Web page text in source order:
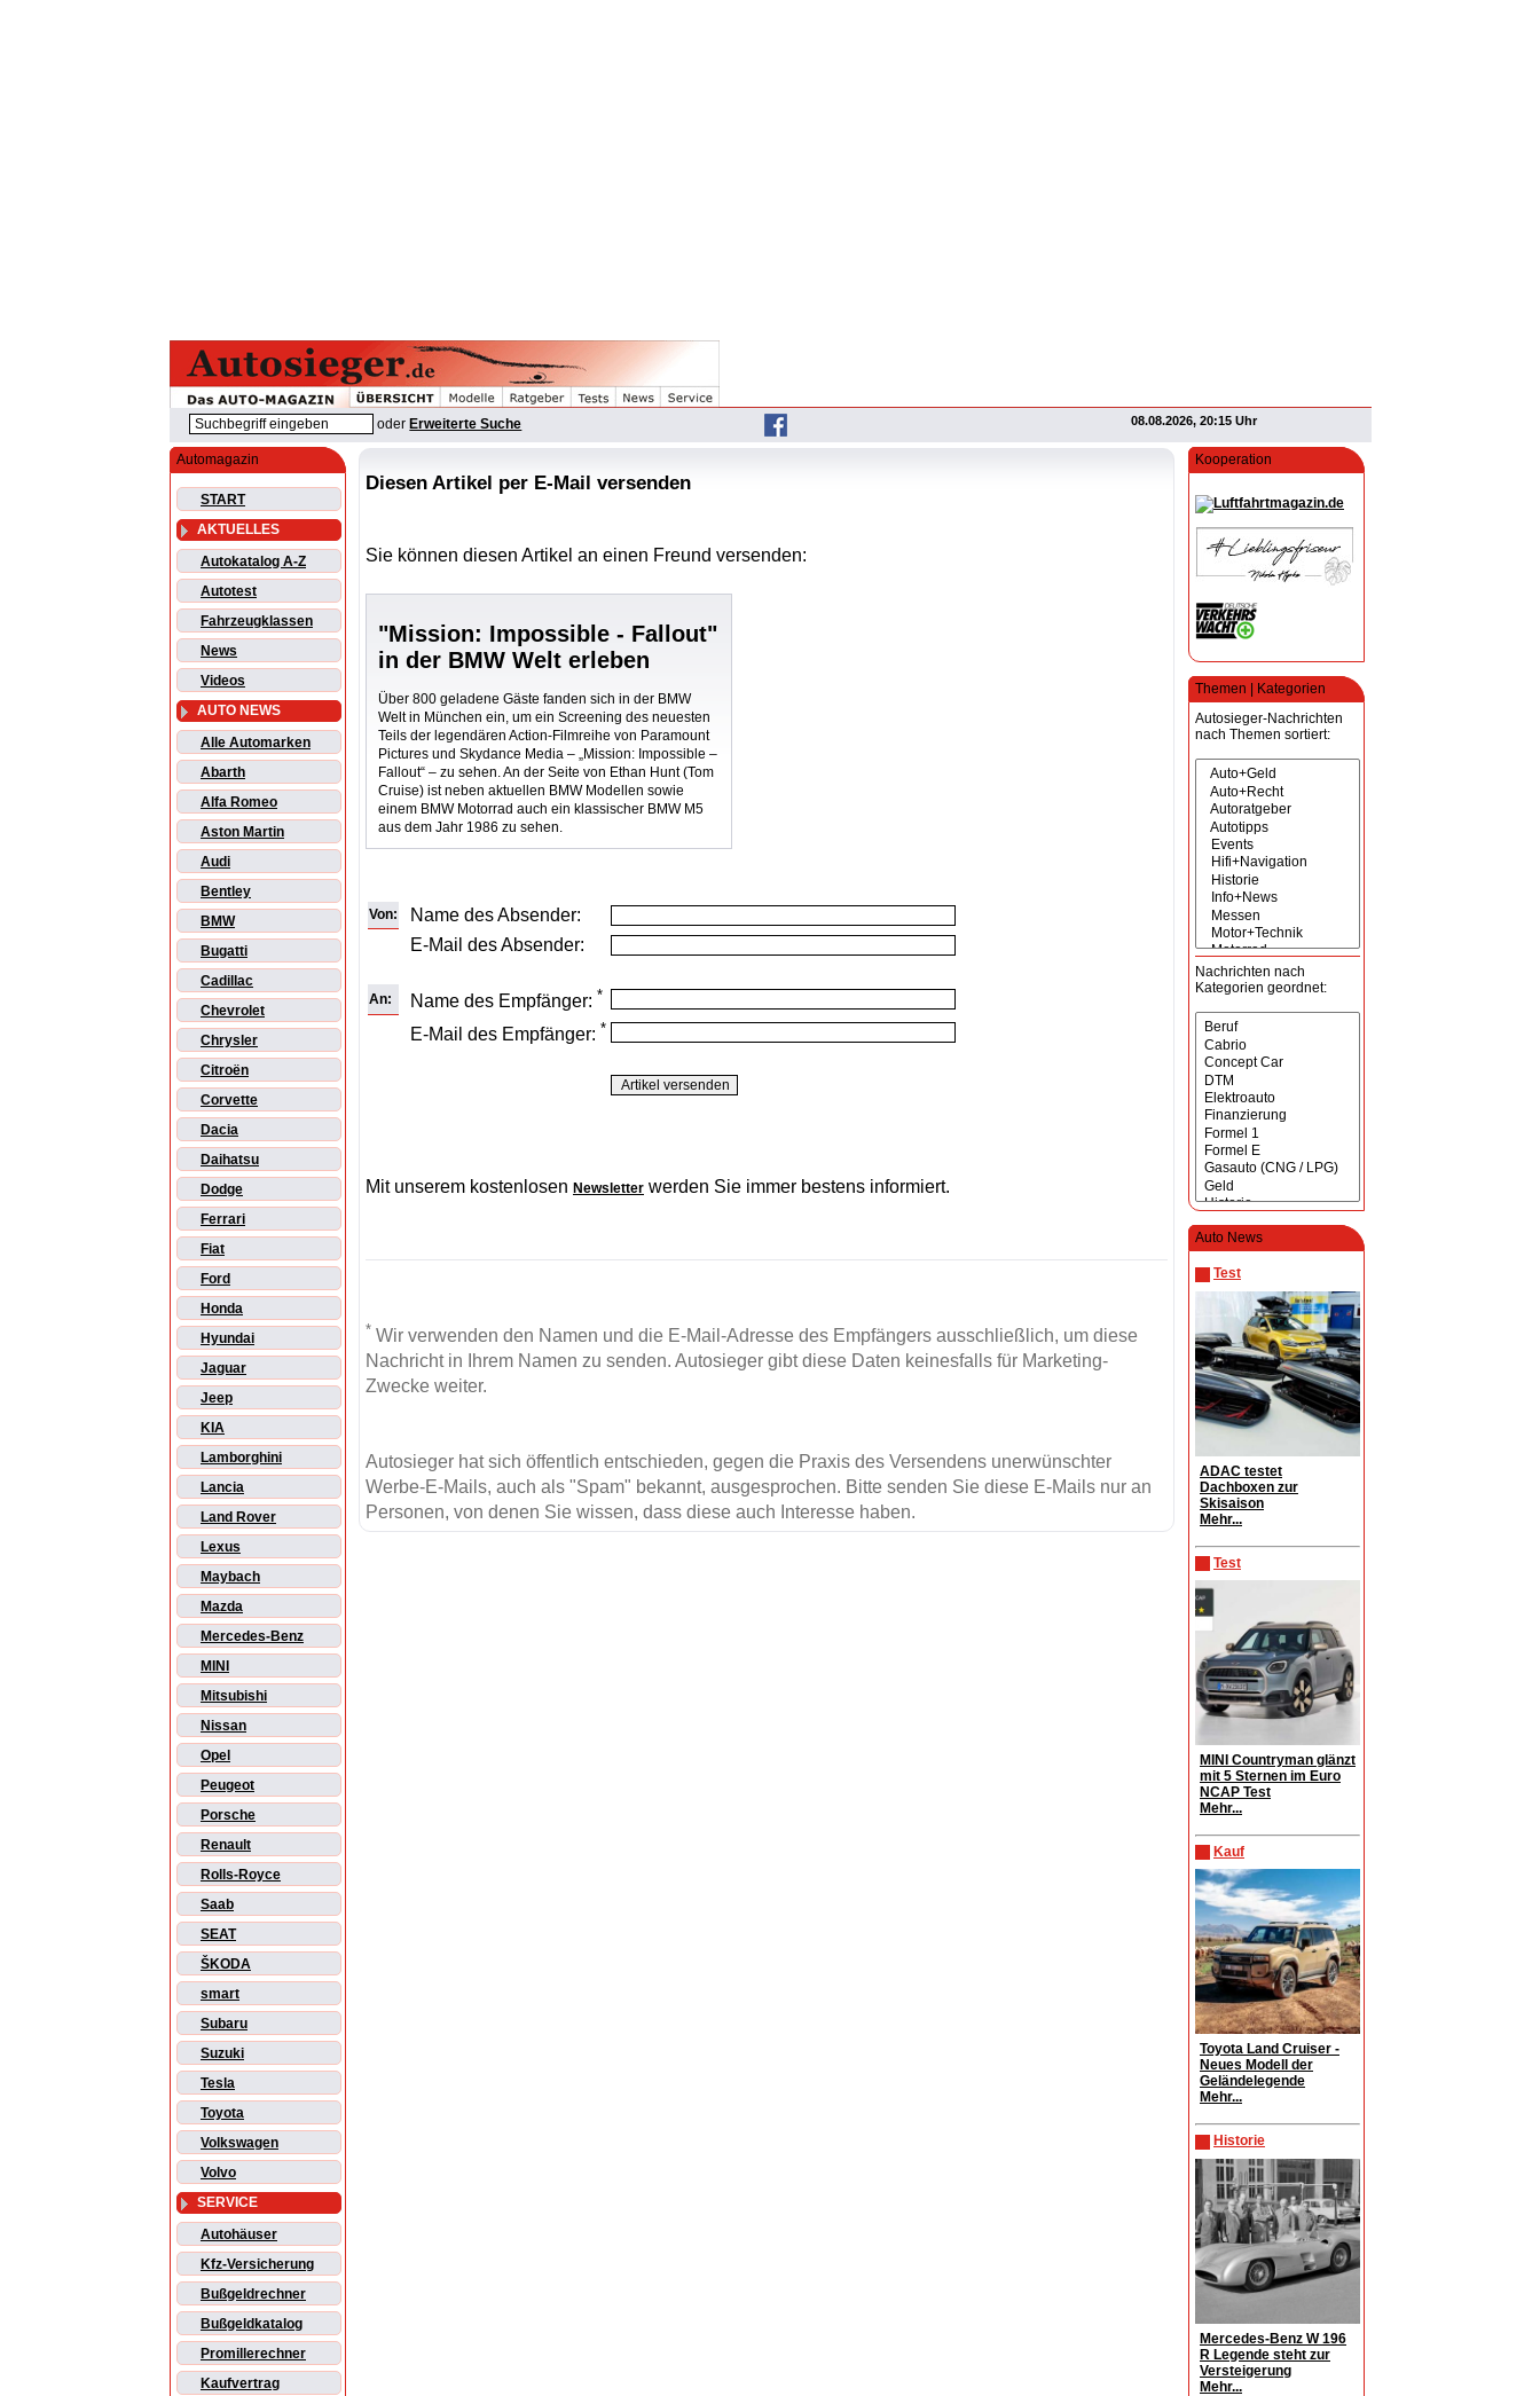
oder Erweiterte Suche 08.08.2026, 20:15 Uhr
Automagazin
START
AKTUELLES
Autokatalog A-Z
Autotest
Fahrzeugklassen
News
Videos
AUTO NEWS
Alle Automarken
Abarth
Alfa Romeo
Aston Martin
Audi
Bentley
BMW
Bugatti
Cadillac
Chevrolet
Chrysler
Citroën
Corvette
Dacia
Daihatsu
Dodge
Ferrari
Fiat
Ford
Honda
Hyundai
Jaguar
Jeep
KIA
Lamborghini
Lancia
Land Rover
Lexus
Maybach
Mazda
Mercedes-Benz
MINI
Mitsubishi
Nissan
Opel
Peugeot
Porsche
Renault
Rolls-Royce
Saab
SEAT
ŠKODA
smart
Subaru
Suzuki
Tesla
Toyota
Volkswagen
Volvo
SERVICE
Autohäuser
Kfz-Versicherung
Bußgeldrechner
Bußgeldkatalog
Promillerechner
Kaufvertrag
Kooperation
Themen | Kategorien
Autosieger-Nachrichten
nach Themen sortiert:
Nachrichten nach
Kategorien geordnet:
Auto News
Test
ADAC testet
Dachboxen zur
Skisaison
Mehr...
Test
MINI Countryman glänzt
mit 5 Sternen im Euro
NCAP Test
Mehr...
Kauf
Toyota Land Cruiser -
Neues Modell der
Geländelegende
Mehr...
Historie
Mercedes-Benz W 196
R Legende steht zur
Versteigerung
Mehr...
Diesen Artikel per E-Mail versenden
Sie können diesen Artikel an einen Freund versenden:
"Mission: Impossible - Fallout"
in der BMW Welt erleben
Über 800 geladene Gäste fanden sich in der BMW
Welt in München ein, um ein Screening des neuesten
Teils der legendären Action-Filmreihe von Paramount
Pictures und Skydance Media – „Mission: Impossible –
Fallout“ – zu sehen. An der Seite von Ethan Hunt (Tom
Cruise) ist neben aktuellen BMW Modellen sowie
einem BMW Motorrad auch ein klassischer BMW M5
aus dem Jahr 1986 zu sehen.
Von:
Name des Absender:
E-Mail des Absender:
An: Name des Empfänger: *
E-Mail des Empfänger: *
Mit unserem kostenlosen Newsletter werden Sie immer bestens informiert.
* Wir verwenden den Namen und die E-Mail-Adresse des Empfängers ausschließlich, um diese
Nachricht in Ihrem Namen zu senden. Autosieger gibt diese Daten keinesfalls für Marketing-
Zwecke weiter.
Autosieger hat sich öffentlich entschieden, gegen die Praxis des Versendens unerwünschter
Werbe-E-Mails, auch als "Spam" bekannt, ausgesprochen. Bitte senden Sie diese E-Mails nur an
Personen, von denen Sie wissen, dass diese auch Interesse haben.